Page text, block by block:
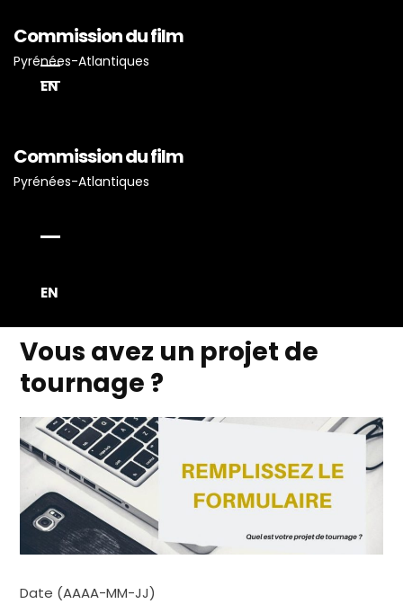
Commission du film
Pyrénées-Atlantiques
EN
Commission du film
Pyrénées-Atlantiques
EN
Proposez Vos Services
Vous Avez Un Projet De
Tournage ?
Vous avez un projet de
tournage ?
Date (AAAA-MM-JJ)